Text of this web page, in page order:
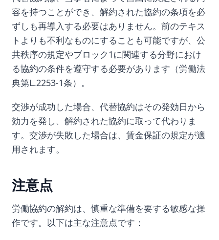
容を持つことができ、解約された協約の条項を必
ずしも再導入する必要はありません。前のテキス
トよりも不利なものにすることも可能ですが、公
共秩序の規定やブロック1に関連する分野におけ
る協約の条件を遵守する必要があります（労働法
典第L.2253-1条）。
交渉が成功した場合、代替協約はその発効日から
効力を発し、解約された協約に取って代わりま
す。交渉が失敗した場合は、賃金保証の規定が適
用されます。
注意点
労働協約の解約は、慎重な準備を要する敏感な操
作です。以下は主な注意点です：